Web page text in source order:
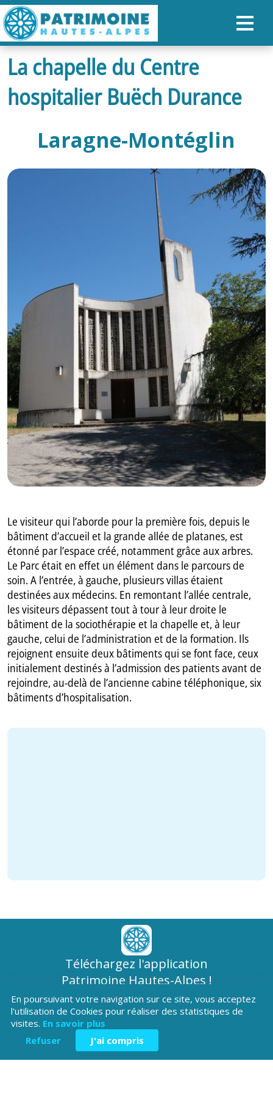
ACCUEIL
CARTE
PATRIMOINE
RANDONNÉES
La chapelle du Centre
hospitalier Buëch Durance
Laragne-Montéglin
Le visiteur qui l’aborde pour la première fois, depuis le
bâtiment d’accueil et la grande allée de platanes, est
étonné par l’espace créé, notamment grâce aux arbres.
Le Parc était en effet un élément dans le parcours de
soin. A l’entrée, à gauche, plusieurs villas étaient
destinées aux médecins. En remontant l’allée centrale,
les visiteurs dépassent tout à tour à leur droite le
bâtiment de la sociothérapie et la chapelle et, à leur
gauche, celui de l’administration et de la formation. Ils
rejoignent ensuite deux bâtiments qui se font face, ceux
initialement destinés à l’admission des patients avant de
rejoindre, au-delà de l’ancienne cabine téléphonique, six
bâtiments d’hospitalisation.
Téléchargez l'application
Patrimoine Hautes-Alpes !
En poursuivant votre navigation sur ce site, vous acceptez
l'utilisation de Cookies pour réaliser des statistiques de
visites. En savoir plus
Refuser
J'ai compris